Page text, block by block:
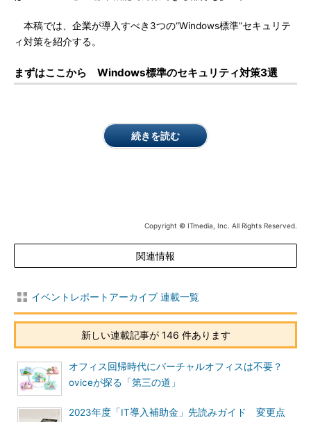
本稿では、企業が導入すべき3つの“Windows標準”セキュリテ
ィ対策を紹介する。
まずはここから Windows標準のセキュリティ対策3選
続きを読む
Copyright © ITmedia, Inc. All Rights Reserved.
関連情報
イベントレポートアーカイブ 連載一覧
新しい連載記事が 146 件あります
オフィス回帰時代にバーチャルオフィスは不要？
oviceが探る「第三の道」
2023年度「IT導入補助金」先読みガイド 変更点